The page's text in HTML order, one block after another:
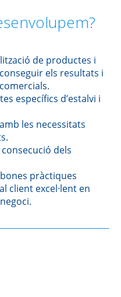
de productes i
els resultats i
específics d’estalvi i
les necessitats
dels
pràctiques
client excel·lent en